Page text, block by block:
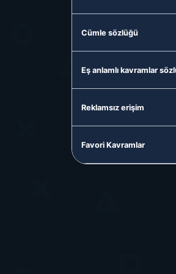
Cümle sözlüğü
Eş anlamlı kavramlar
Reklamsız erişim
Favori Kavramlar